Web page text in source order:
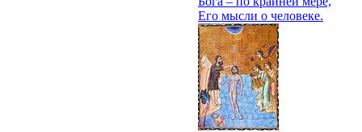
Его мысли о человеке.